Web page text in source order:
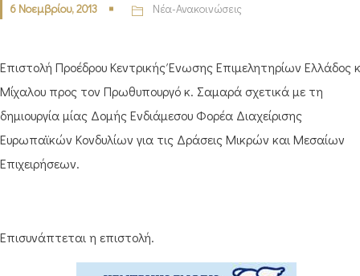
6 Νοεμβρίου, 2013 Νέα-Ανακοινώσεις
Επιστολή Προέδρου Κεντρικής Ένωσης Επιμελητηρίων Ελλάδος
Μίχαλου προς τον Πρωθυπουργό κ. Σαμαρά σχετικά με τη
δημιουργία μίας Δομής Ενδιάμεσου Φορέα Διαχείρισης
Ευρωπαϊκών Κονδυλίων για τις Δράσεις Μικρών και Μεσαίων
Επιχειρήσεων.
Επισυνάπτεται η επιστολή.